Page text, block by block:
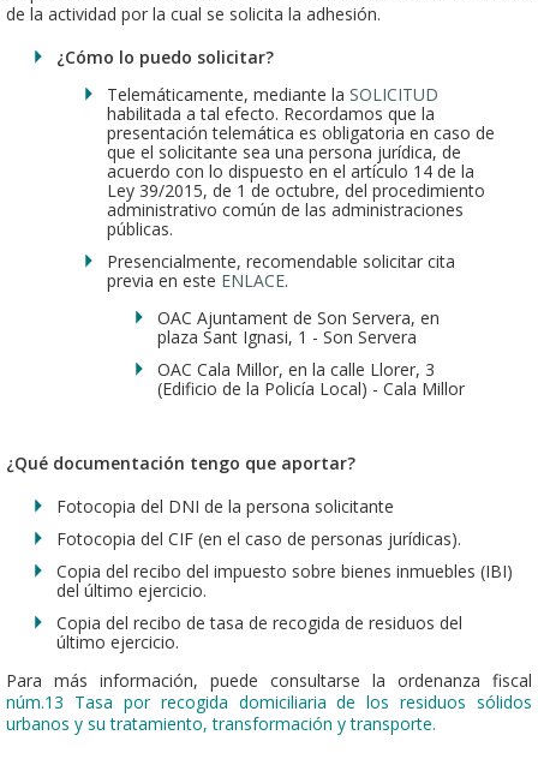
de la actividad por la cual se solicita la adhesión.
¿Cómo lo puedo solicitar?
Telemáticamente, mediante la SOLICITUD
habilitada a tal efecto. Recordamos que la
presentación telemática es obligatoria en caso de
que el solicitante sea una persona jurídica, de
acuerdo con lo dispuesto en el artículo 14 de la
Ley 39/2015, de 1 de octubre, del procedimiento
administrativo común de las administraciones
públicas.
Presencialmente, recomendable solicitar cita
previa en este ENLACE.
OAC Ajuntament de Son Servera, en
plaza Sant Ignasi, 1 - Son Servera
OAC Cala Millor, en la calle Llorer, 3
(Edificio de la Policía Local) - Cala Millor
¿Qué documentación tengo que aportar?
Fotocopia del DNI de la persona solicitante
Fotocopia del CIF (en el caso de personas jurídicas).
Copia del recibo del impuesto sobre bienes inmuebles (IBI)
del último ejercicio.
Copia del recibo de tasa de recogida de residuos del
último ejercicio.
Para más información, puede consultarse la ordenanza fiscal
núm.13 Tasa por recogida domiciliaria de los residuos sólidos
urbanos y su tratamiento, transformación y transporte.